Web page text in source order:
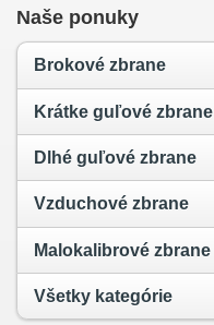
Naše ponuky
Brokové zbrane
Krátke guľové zbrane
Dlhé guľové zbrane
Vzduchové zbrane
Malokalibrové zbrane
Všetky kategórie